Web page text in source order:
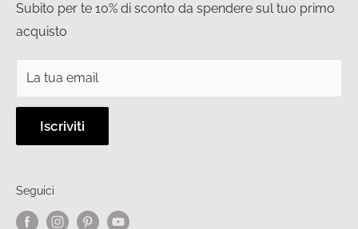
Subito per te 10% di sconto da spendere sul tuo primo
acquisto
La tua email
Iscriviti
Diritto di recesso
Condizioni di vendita
Seguici